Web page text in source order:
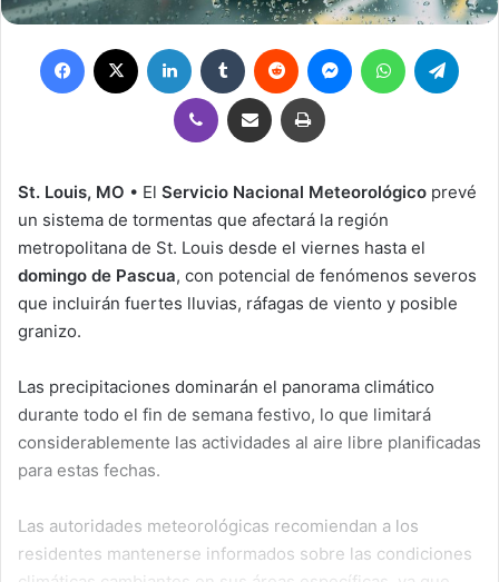
Facebook LinkedIn Tumblr Reddit MessengerWhatsApp
Viber Compartir por correo electrónicoImprimir
St. Louis, MO • El Servicio Nacional Meteorológico prevé
un sistema de tormentas que afectará la región
metropolitana de St. Louis desde el viernes hasta el
domingo de Pascua, con potencial de fenómenos severos
que incluirán fuertes lluvias, ráfagas de viento y posible
granizo.
Las precipitaciones dominarán el panorama climático
durante todo el fin de semana festivo, lo que limitará
considerablemente las actividades al aire libre planificadas
para estas fechas.
Las autoridades meteorológicas recomiendan a los
residentes mantenerse informados sobre las condiciones